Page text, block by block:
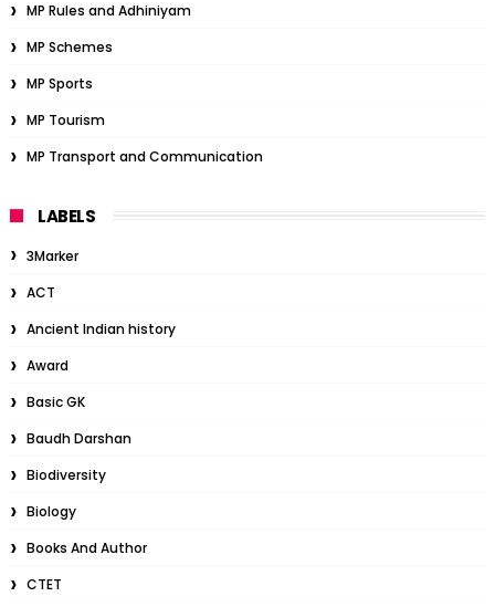
MP Rules and Adhiniyam
MP Schemes
MP Sports
MP Tourism
MP Transport and Communication
LABELS
3Marker
ACT
Ancient Indian history
Award
Basic GK
Baudh Darshan
Biodiversity
Biology
Books And Author
CTET